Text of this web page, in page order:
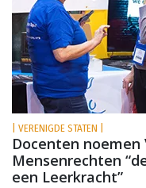
| VERENIGDE STATEN |
Docenten noemen
Mensenrechten
een Leerkracht”